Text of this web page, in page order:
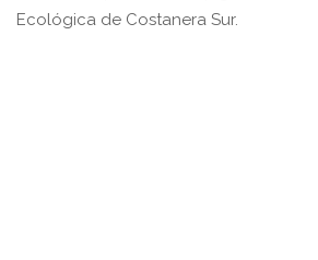
Ecológica de Costanera Sur.